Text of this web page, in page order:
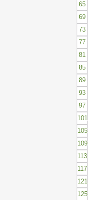
65
69
73
77
81
85
89
93
97
101
105
109
113
117
121
125